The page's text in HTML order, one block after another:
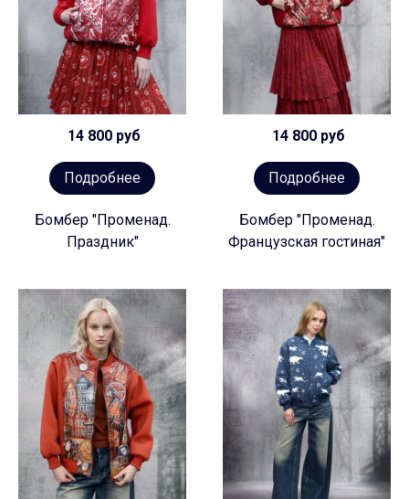
14 800 руб
Подробнее
Бомбер "Променад.
Праздник"
14 800 руб
Подробнее
Бомбер "Променад.
Французская гостиная"